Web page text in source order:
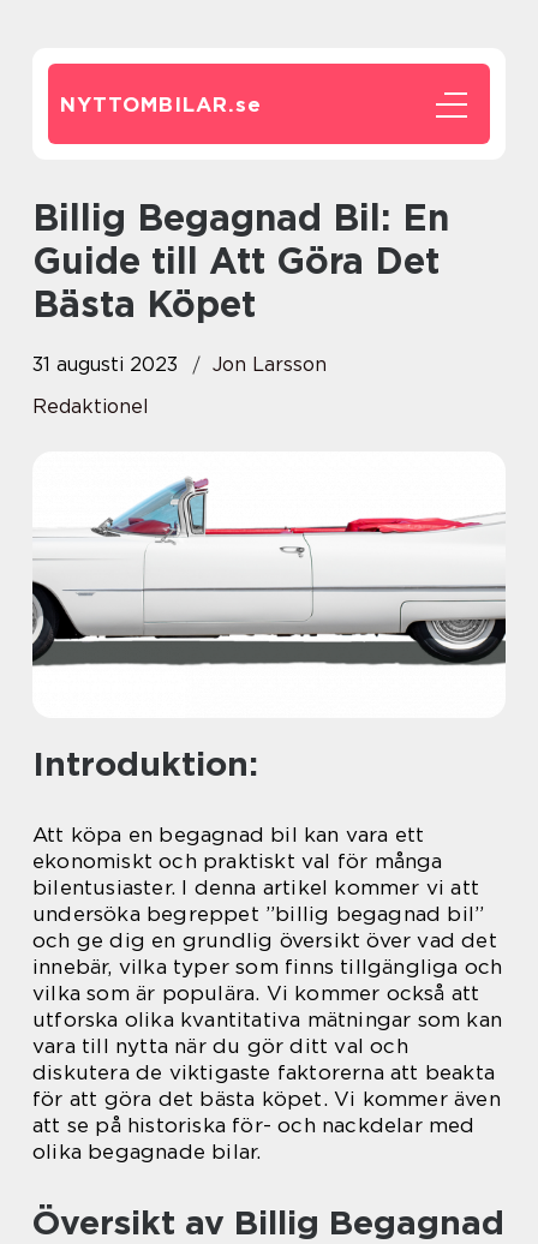
NYTTOMBILAR.se
Billig Begagnad Bil: En
Guide till Att Göra Det
Bästa Köpet
31 augusti 2023
Jon Larsson
Redaktionel
Introduktion:
Att köpa en begagnad bil kan vara ett
ekonomiskt och praktiskt val för många
bilentusiaster. I denna artikel kommer vi att
undersöka begreppet ”billig begagnad bil”
och ge dig en grundlig översikt över vad det
innebär, vilka typer som finns tillgängliga och
vilka som är populära. Vi kommer också att
utforska olika kvantitativa mätningar som kan
vara till nytta när du gör ditt val och
diskutera de viktigaste faktorerna att beakta
för att göra det bästa köpet. Vi kommer även
att se på historiska för- och nackdelar med
olika begagnade bilar.
Översikt av Billig Begagnad